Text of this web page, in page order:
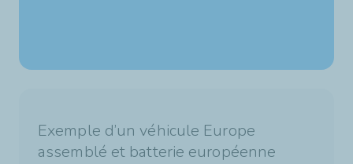
Exemple d’un véhicule Europe
assemblé et batterie européenne